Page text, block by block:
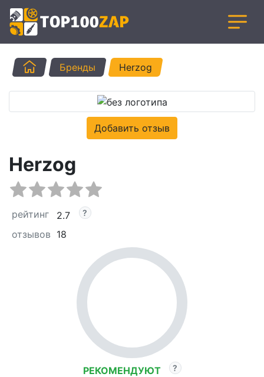
ГлавнаяБренды Herzog
Добавить отзыв
Herzog
рейтинг
2.7
отзывов 18
РЕКОМЕНДУЮТ